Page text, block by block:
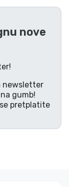
nove
newsletter
gumb!
pretplatite